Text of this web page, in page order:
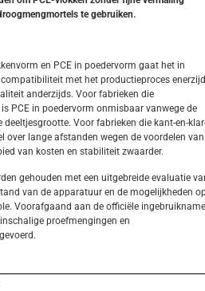
te gebruiken.
en PCE in poedervorm gaat het in
met het productieproces
anderzijds. Voor fabrieken die
PCE in poedervorm onmisbaar vanwege de
deeltjesgrootte. Voor fabrieken die kant-en-
over lange afstanden wegen de voordelen van
van kosten en stabiliteit zwaarder.
gehouden met een uitgebreide evaluatie
van de apparatuur en de mogelijkheden
Voorafgaand aan de officiële ingebruikname
proefmengingen en